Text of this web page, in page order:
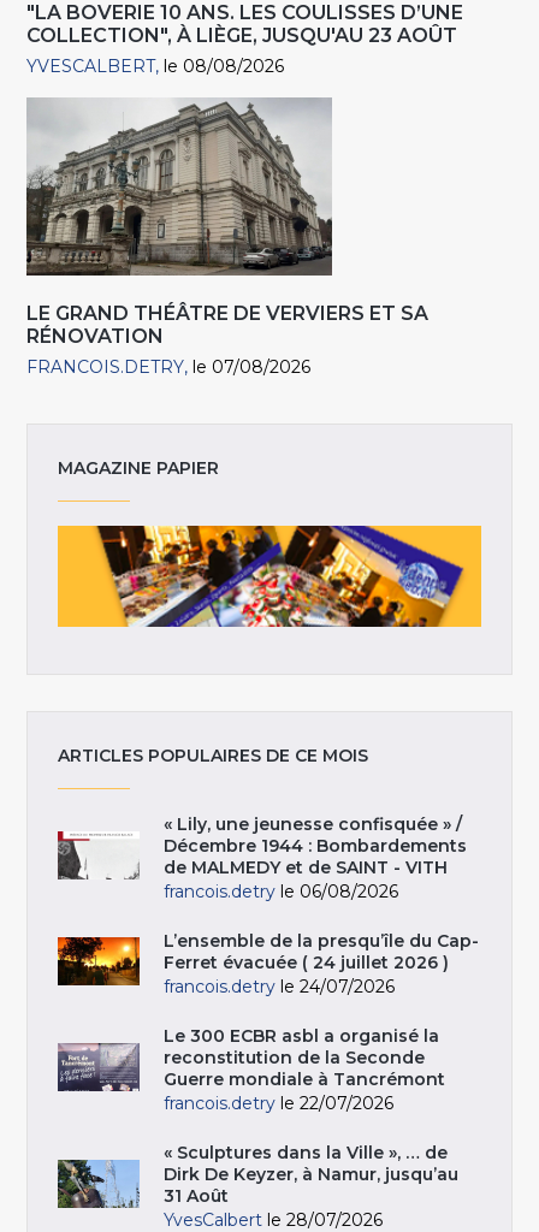
"LA BOVERIE 10 ANS. LES COULISSES D’UNE
COLLECTION", À LIÈGE, JUSQU'AU 23 AOÛT
YVESCALBERT le 08/08/2026
LE GRAND THÉÂTRE DE VERVIERS ET SA
RÉNOVATION
FRANCOIS.DETRY le 07/08/2026
MAGAZINE PAPIER
ARTICLES POPULAIRES DE CE MOIS
« Lily, une jeunesse confisquée » /
Décembre 1944 : Bombardements
de MALMEDY et de SAINT - VITH
francois.detry le 06/08/2026
L’ensemble de la presqu’île du Cap-
Ferret évacuée ( 24 juillet 2026 )
francois.detry le 24/07/2026
Le 300 ECBR asbl a organisé la
reconstitution de la Seconde
Guerre mondiale à Tancrémont
francois.detry le 22/07/2026
« Sculptures dans la Ville », … de
Dirk De Keyzer, à Namur, jusqu’au
31 Août
YvesCalbert le 28/07/2026